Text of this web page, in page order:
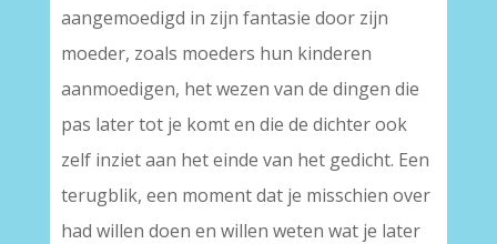
aangemoedigd in zijn fantasie door zijn
moeder, zoals moeders hun kinderen
aanmoedigen, het wezen van de dingen die
pas later tot je komt en die de dichter ook
zelf inziet aan het einde van het gedicht. Een
terugblik, een moment dat je misschien over
had willen doen en willen weten wat je later